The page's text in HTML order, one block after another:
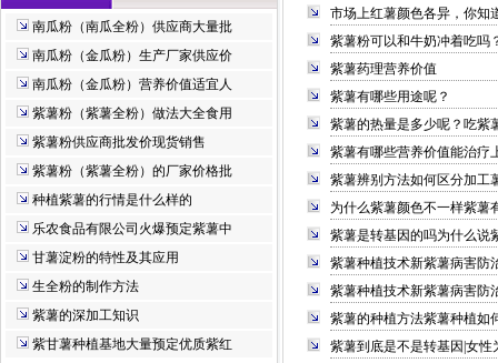
南瓜粉（南瓜全粉）供应商大量批
南瓜粉（金瓜粉）生产厂家供应价
南瓜粉（金瓜粉）营养价值适宜人
紫薯粉（紫薯全粉）做法大全食用
紫薯粉供应商批发价现货销售
紫薯粉（紫薯全粉）的厂家价格批
种植紫薯的行情是什么样的
乐农食品有限公司火爆预定紫薯中
甘薯淀粉的特性及其应用
生全粉的制作方法
紫薯的深加工知识
紫甘薯种植基地大量预定优质紫红
市场上红薯颜色各异，你知
紫薯粉可以和牛奶冲着吃吗
紫薯药理营养价值
紫薯有哪些用途呢？
紫薯的热量是多少呢？吃紫
紫薯有哪些营养价值能治疗
紫薯辨别方法如何区分加工
为什么紫薯颜色不一样紫薯
紫薯是转基因的吗为什么说
紫薯种植技术新紫薯病害防
紫薯种植技术新紫薯病害防
紫薯的种植方法紫薯种植如
紫薯到底是不是转基因|女性